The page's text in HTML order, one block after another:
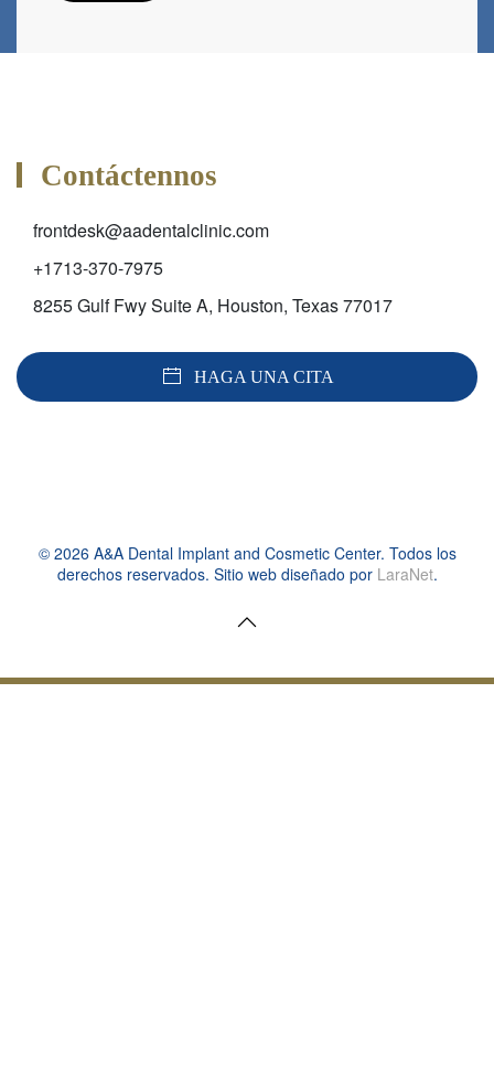
Contáctennos
frontdesk@aadentalclinic.com
+1713-370-7975
8255 Gulf Fwy Suite A, Houston, Texas 77017
HAGA UNA CITA
© 2026 A&A Dental Implant and Cosmetic Center. Todos los
derechos reservados. Sitio web diseñado por LaraNet.